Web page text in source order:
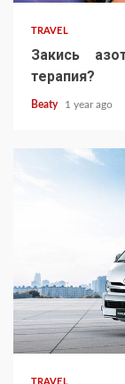
TRAVEL
Закись
терапия?
Beaty 1 year ago
TRAVEL